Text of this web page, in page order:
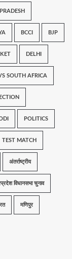
BCCI BJP
DELHI
SOUTH AFRICA
POLITICS
TEST MATCH
अंतर्राष्ट्रीय
विधानसभा चुनाव
मणिपुर